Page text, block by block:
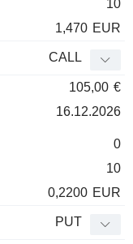
10
1,470 EUR
CALL
105,00 €
16.12.2026
0
10
0,2200 EUR
PUT